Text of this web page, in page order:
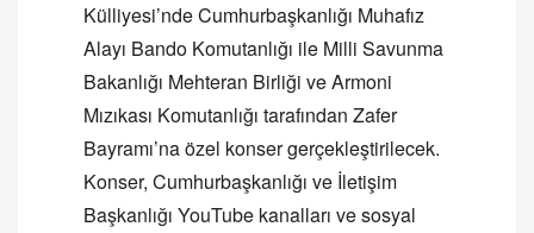
Külliyesi’nde Cumhurbaşkanlığı Muhafız
Alayı Bando Komutanlığı ile Milli Savunma
Bakanlığı Mehteran Birliği ve Armoni
Mızıkası Komutanlığı tarafından Zafer
Bayramı’na özel konser gerçekleştirilecek.
Konser, Cumhurbaşkanlığı ve İletişim
Başkanlığı YouTube kanalları ve sosyal